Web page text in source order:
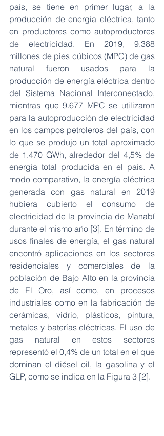
país, se tiene en primer lugar, a la
producción de energía eléctrica, tanto
en productores como autoproductores
de electricidad. En 2019, 9.388
millones de pies cúbicos (MPC) de gas
natural fueron usados para la
producción de energía eléctrica dentro
del Sistema Nacional Interconectado,
mientras que 9.677 MPC se utilizaron
para la autoproducción de electricidad
en los campos petroleros del país, con
lo que se produjo un total aproximado
de 1.470 GWh, alrededor del 4,5% de
energía total producida en el país. A
modo comparativo, la energía eléctrica
generada con gas natural en 2019
hubiera cubierto el consumo de
electricidad de la provincia de Manabí
durante el mismo año [3]. En término de
usos finales de energía, el gas natural
encontró aplicaciones en los sectores
residenciales y comerciales de la
población de Bajo Alto en la provincia
de El Oro, así como, en procesos
industriales como en la fabricación de
cerámicas, vidrio, plásticos, pintura,
metales y baterías eléctricas. El uso de
gas natural en estos sectores
representó el 0,4% de un total en el que
dominan el diésel oil, la gasolina y el
GLP, como se indica en la Figura 3 [2].